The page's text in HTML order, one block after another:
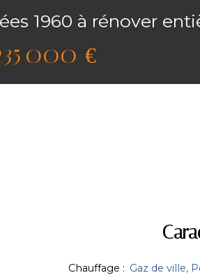
1960 à rénover
000 €
Chauffage : Gaz de ville,